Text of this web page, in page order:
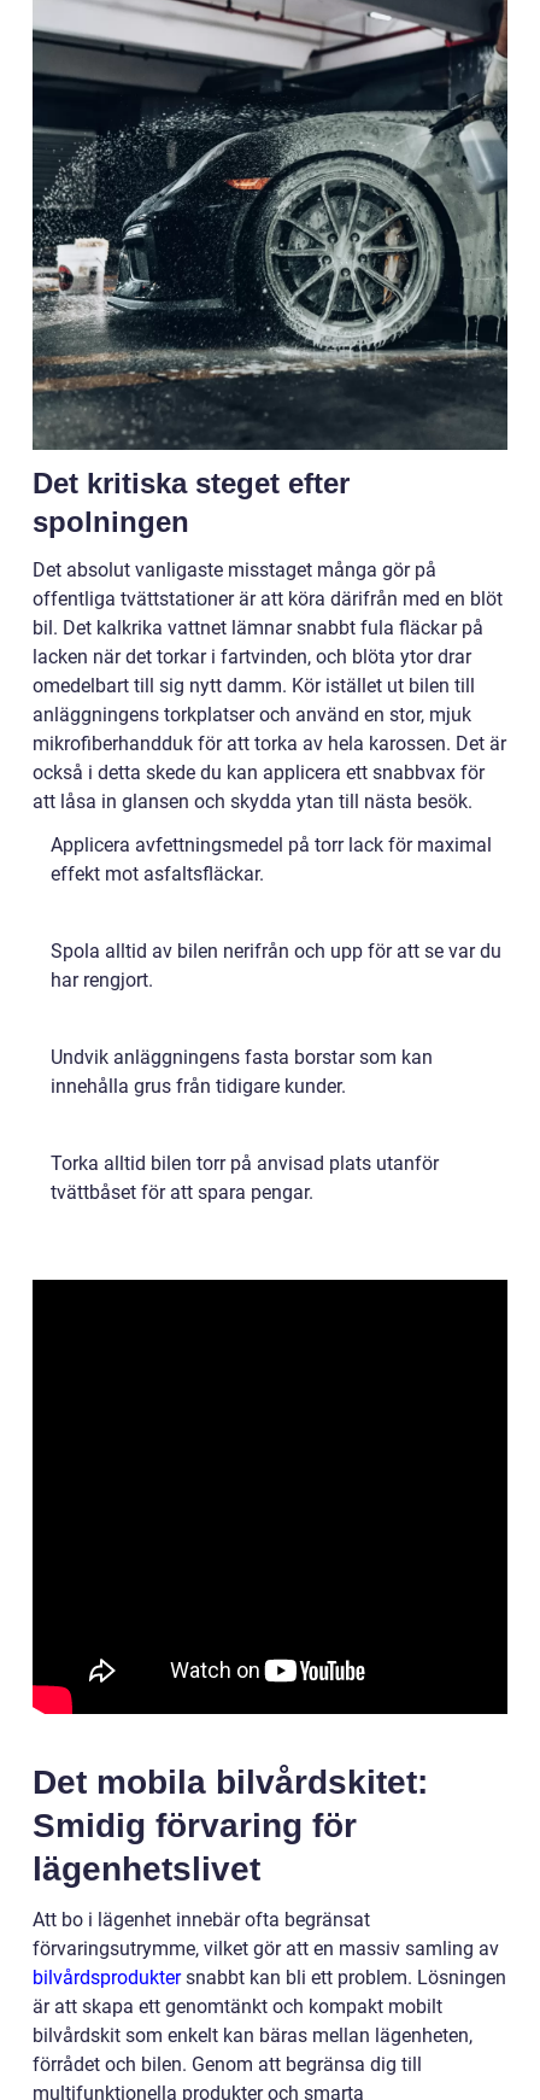
Det kritiska steget efter
spolningen
Det absolut vanligaste misstaget många gör på
offentliga tvättstationer är att köra därifrån med en blöt
bil. Det kalkrika vattnet lämnar snabbt fula fläckar på
lacken när det torkar i fartvinden, och blöta ytor drar
omedelbart till sig nytt damm. Kör istället ut bilen till
anläggningens torkplatser och använd en stor, mjuk
mikrofiberhandduk för att torka av hela karossen. Det är
också i detta skede du kan applicera ett snabbvax för
att låsa in glansen och skydda ytan till nästa besök.
Applicera avfettningsmedel på torr lack för maximal
effekt mot asfaltsfläckar.
Spola alltid av bilen nerifrån och upp för att se var du
har rengjort.
Undvik anläggningens fasta borstar som kan
innehålla grus från tidigare kunder.
Torka alltid bilen torr på anvisad plats utanför
tvättbåset för att spara pengar.
Det mobila bilvårdskitet:
Smidig förvaring för
lägenhetslivet
Att bo i lägenhet innebär ofta begränsat
förvaringsutrymme, vilket gör att en massiv samling av
bilvårdsproduktersnabbt kan bli ett problem. Lösningen
är att skapa ett genomtänkt och kompakt mobilt
bilvårdskit som enkelt kan bäras mellan lägenheten,
förrådet och bilen. Genom att begränsa dig till
multifunktionella produkter och smarta